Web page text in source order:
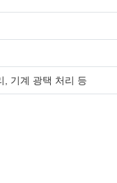
, 기계 광택 처리 등